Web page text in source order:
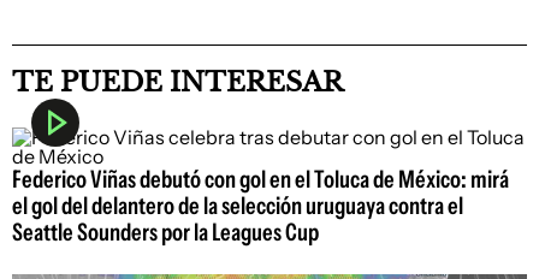
TE PUEDE INTERESAR
Federico Viñas debutó con gol en el Toluca de México: mirá
el gol del delantero de la selección uruguaya contra el
Seattle Sounders por la Leagues Cup